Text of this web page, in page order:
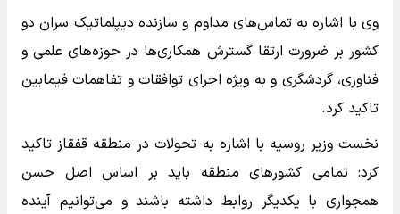
وی با اشاره به تماس‌های مداوم و سازنده دیپلماتیک سران دو
کشور بر ضرورت ارتقا گسترش همکاری‌ها در حوزه‌های علمی و
فناوری، گردشگری و به ویژه اجرای توافقات و تفاهمات فیمابین
تاکید کرد.
نخست وزیر روسیه با اشاره به تحولات در منطقه قفقاز تاکید
کرد: تمامی کشورهای منطقه باید بر اساس اصل حسن
همجواری با یکدیگر روابط داشته باشند و می‌توانیم آینده